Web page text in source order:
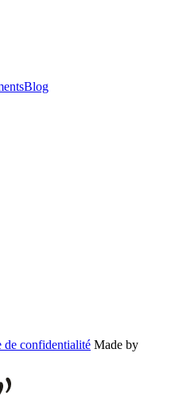
Blog
de confidentialité Made by